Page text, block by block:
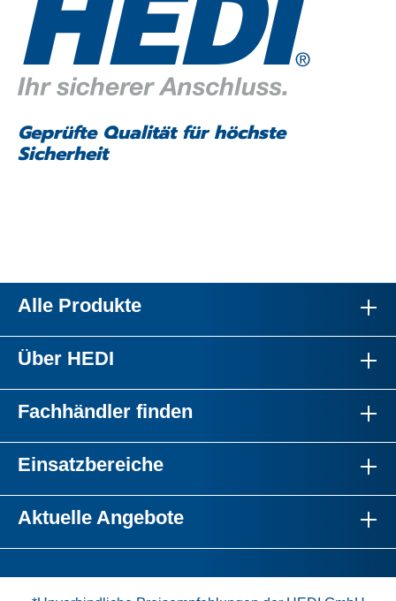
Geprüfte Qualität für höchste
Sicherheit
Alle Produkte
Über HEDI
Fachhändler finden
Einsatzbereiche
Aktuelle Angebote